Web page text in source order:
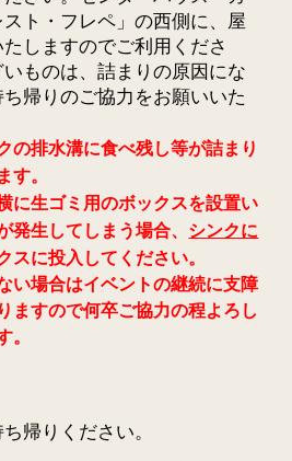
ト・フレペ」の西側に、屋
しますのでご利用くださ
ものは、詰まりの原因にな
帰りのご協力をお願いいた
の排水溝に食べ残し等が詰まり
す。
に生ゴミ用のボックスを設置い
発生してしまう場合、 シンクに
スに投入してください。
い場合はイベントの継続に支障
ますので何卒ご協力の程よろし
。
帰りください。